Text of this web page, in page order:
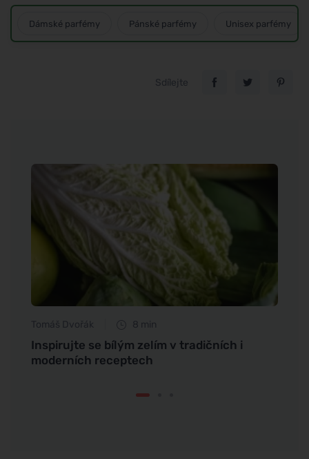
Dámské parfémy Pánské parfémy Unisex parfémy
Sdílejte
Tomáš Dvořák 8 min
Inspirujte se bílým zelím v tradičních i
moderních receptech